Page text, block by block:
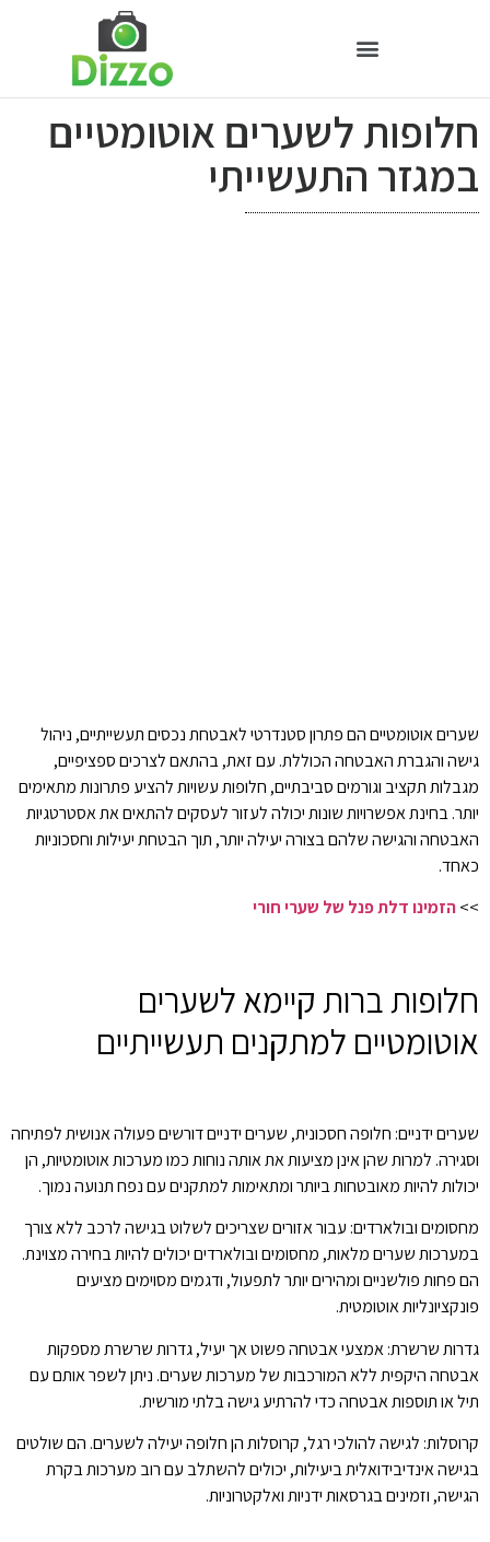
חלופות לשערים אוטומטיים
במגזר התעשייתי
שערים אוטומטיים הם פתרון סטנדרטי לאבטחת נכסים תעשייתיים, ניהול
גישה והגברת האבטחה הכוללת. עם זאת, בהתאם לצרכים ספציפיים,
מגבלות תקציב וגורמים סביבתיים, חלופות עשויות להציע פתרונות מתאימים
יותר. בחינת אפשרויות שונות יכולה לעזור לעסקים להתאים את אסטרטגיות
האבטחה והגישה שלהם בצורה יעילה יותר, תוך הבטחת יעילות וחסכוניות
כאחד.
>>הזמינו דלת פנל של שערי חורי
חלופות ברות קיימא לשערים
אוטומטיים למתקנים תעשייתיים
שערים ידניים: חלופה חסכונית, שערים ידניים דורשים פעולה אנושית לפתיחה
וסגירה. למרות שהן אינן מציעות את אותה נוחות כמו מערכות אוטומטיות, הן
יכולות להיות מאובטחות ביותר ומתאימות למתקנים עם נפח תנועה נמוך.
מחסומים ובולארדים: עבור אזורים שצריכים לשלוט בגישה לרכב ללא צורך
במערכות שערים מלאות, מחסומים ובולארדים יכולים להיות בחירה מצוינת.
הם פחות פולשניים ומהירים יותר לתפעול, ודגמים מסוימים מציעים
פונקציונליות אוטומטית.
גדרות שרשרת: אמצעי אבטחה פשוט אך יעיל, גדרות שרשרת מספקות
אבטחה היקפית ללא המורכבות של מערכות שערים. ניתן לשפר אותם עם
תיל או תוספות אבטחה כדי להרתיע גישה בלתי מורשית.
קרוסלות: לגישה להולכי רגל, קרוסלות הן חלופה יעילה לשערים. הם שולטים
בגישה אינדיבידואלית ביעילות, יכולים להשתלב עם רוב מערכות בקרת
הגישה, וזמינים בגרסאות ידניות ואלקטרוניות.